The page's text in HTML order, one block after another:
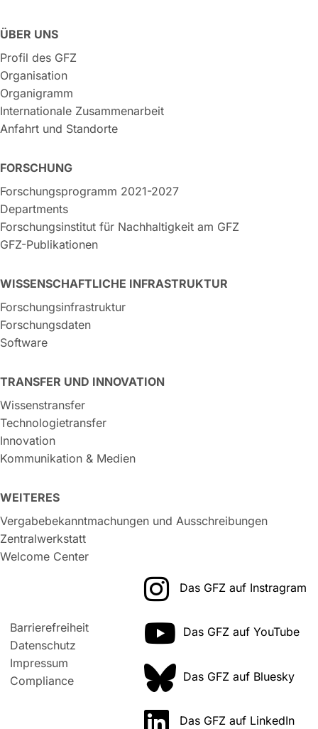
ÜBER UNS
Profil des GFZ
Organisation
Organigramm
Internationale Zusammenarbeit
Anfahrt und Standorte
FORSCHUNG
Forschungsprogramm 2021-2027
Departments
Forschungsinstitut für Nachhaltigkeit am GFZ
GFZ-Publikationen
WISSENSCHAFTLICHE INFRASTRUKTUR
Forschungsinfrastruktur
Forschungsdaten
Software
TRANSFER UND INNOVATION
Wissenstransfer
Technologietransfer
Innovation
Kommunikation & Medien
WEITERES
Vergabebekanntmachungen und Ausschreibungen
Zentralwerkstatt
Welcome Center
Barrierefreiheit
Datenschutz
Impressum
Compliance
Das GFZ auf Instragram
Das GFZ auf YouTube
Das GFZ auf Bluesky
Das GFZ auf LinkedIn